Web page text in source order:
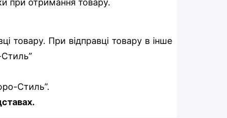
при отримання товару.
товару. При відправці товару в інше
Стиль”.